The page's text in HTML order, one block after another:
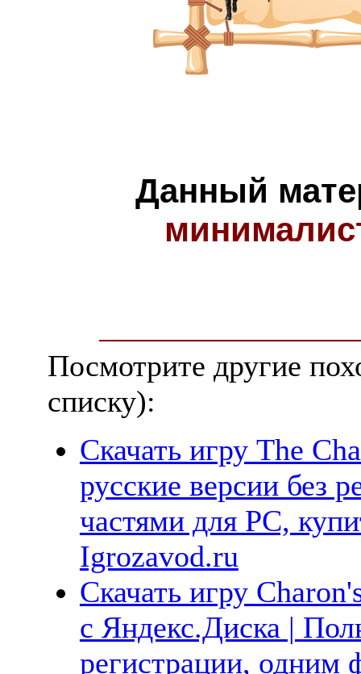
Данный
Посмотрите другие
списку):
Скачать игру The
русские версии без
частями для PC,
Igrozavod.ru
Скачать игру
с Яндекс.Диска |
регистрации, одним